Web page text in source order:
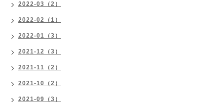
2022-03（2）
2022-02（1）
2022-01（3）
2021-12（3）
2021-11（2）
2021-10（2）
2021-09（3）